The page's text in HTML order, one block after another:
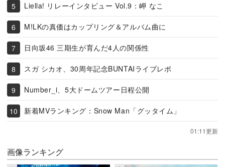
Liella! リレーインタビュー Vol.9：岬 なこ
M!LKの真価はカップリング＆アルバム曲に
日向坂46 三期生が育んだ4人の関係性
スガ シカオ、30周年記念BUNTAIライブレポ
Number_i、5大ドームツアー日程公開
新着MVランキング：Snow Man「グッタイム」
01:11更新
画像ランキング